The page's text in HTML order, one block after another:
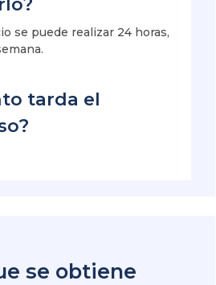
se puede realizar 24 horas,
tarda el
se obtiene